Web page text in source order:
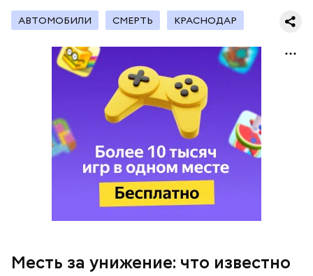
АВТОМОБИЛИ СМЕРТЬ КРАСНОДАР
Месть за унижение: что известно
— Личность подозреваемого установлена,
полицией принимаются меры к задержанию, —
сообщили в пресс-службе
ГУ МВД Россиипо
Республике Дагестан.
— Все дети содержались в нормальных условиях.
При этом женщина часто уезжала из дома и
занималась своими делами. С детьми неотлучно
находится няня, — сообщил собеседник «ВМ».